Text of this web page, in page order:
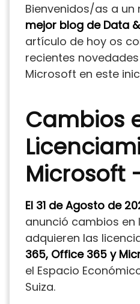
Bienvenidos/as a un
mejor blog de Data
artículo de hoy os
recientes
Microsoft en este
Cambios
Microsoft
El 31 de Agosto de
anunció cambios en
adquieren las
365, Office 365 y
el Espacio
Suiza.